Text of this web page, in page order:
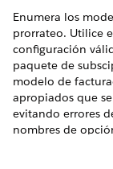
Enumera los
prorrateo. Utilice
configuración
paquete de
modelo de
apropiados que
evitando errores
nombres de